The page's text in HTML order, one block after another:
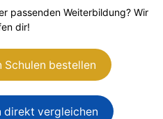
passenden Weiterbildung? Wir
dir!
Schulen bestellen
direkt vergleichen